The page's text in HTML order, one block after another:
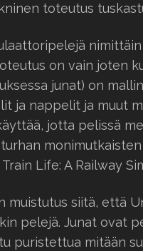
toteutus
on vain joten
junat) on
ja nappelit ja muut
jotta pelissä
Life: A Railway
muistutus siitä, että
pelejä. Junat ovat
puristettua mitään